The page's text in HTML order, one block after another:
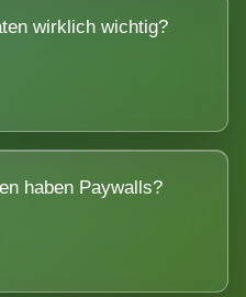
wirklich wichtig?
haben Paywalls?